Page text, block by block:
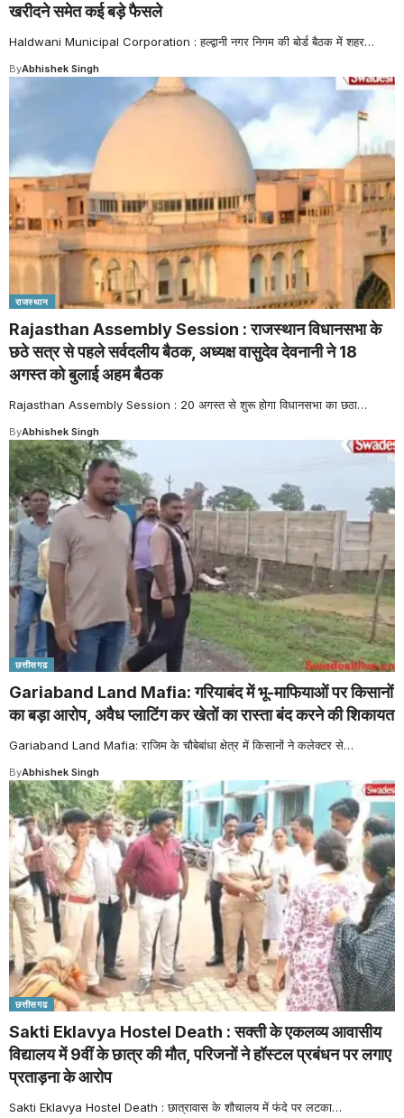
खरीदने समेत कई बड़े फैसले
Haldwani Municipal Corporation : हल्द्वानी नगर निगम की बोर्ड बैठक में शहर…
ByAbhishek Singh
राजस्थान
Rajasthan Assembly Session : राजस्थान विधानसभा के
छठे सत्र से पहले सर्वदलीय बैठक, अध्यक्ष वासुदेव देवनानी ने 18
अगस्त को बुलाई अहम बैठक
Rajasthan Assembly Session : 20 अगस्त से शुरू होगा विधानसभा का छठा…
ByAbhishek Singh
छत्तीसगढ
Gariaband Land Mafia: गरियाबंद में भू-माफियाओं पर किसानों
का बड़ा आरोप, अवैध प्लाटिंग कर खेतों का रास्ता बंद करने की शिकायत
Gariaband Land Mafia: राजिम के चौबेबांधा क्षेत्र में किसानों ने कलेक्टर से…
ByAbhishek Singh
छत्तीसगढ
Sakti Eklavya Hostel Death : सक्ती के एकलव्य आवासीय
विद्यालय में 9वीं के छात्र की मौत, परिजनों ने हॉस्टल प्रबंधन पर लगाए
प्रताड़ना के आरोप
Sakti Eklavya Hostel Death : छात्रावास के शौचालय में फंदे पर लटका…